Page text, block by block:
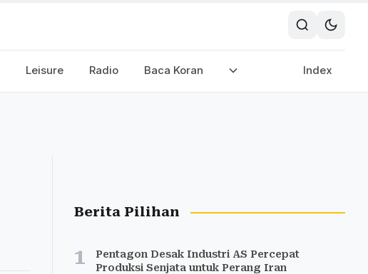
Leisure Radio Baca Koran Index
Berita Pilihan
1
Pentagon Desak Industri AS Percepat
Produksi Senjata untuk Perang Iran